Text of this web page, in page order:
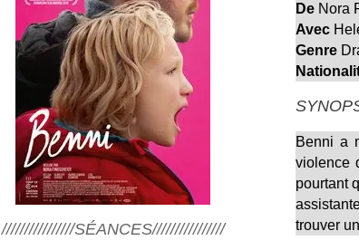
////////////////SÉANCES////////////////
DeNora
Avec
Genre
Benni a
violence
pourtant
trouver